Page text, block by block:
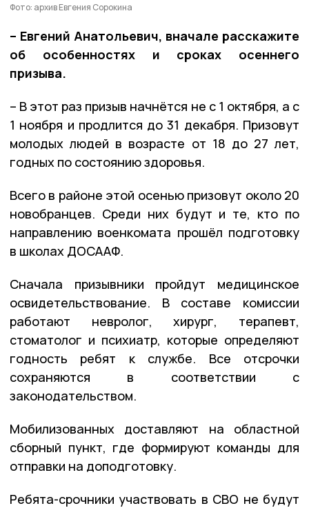
Фото: архив Евгения Сорокина
– Евгений Анатольевич, вначале расскажите
об особенностях и сроках осеннего
призыва.
– В этот раз призыв начнётся не с 1 октября, а с
1 ноября и продлится до 31 декабря. Призовут
молодых людей в возрасте от 18 до 27 лет,
годных по состоянию здоровья.
Всего в районе этой осенью призовут около 20
новобранцев. Среди них будут и те, кто по
направлению военкомата прошёл подготовку
в школах ДОСААФ.
Сначала призывники пройдут медицинское
освидетельствование. В составе комиссии
работают невролог, хирург, терапевт,
стоматолог и психиатр, которые определяют
годность ребят к службе. Все отсрочки
сохраняются в соответствии с
законодательством.
Мобилизованных доставляют на областной
сборный пункт, где формируют команды для
отправки на доподготовку.
Ребята-срочники участвовать в СВО не будут